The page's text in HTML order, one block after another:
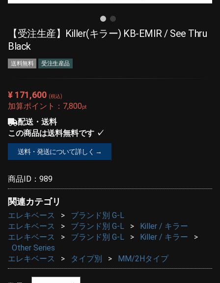
【受注生産】Killer(キラー) KB-EMIR / See Thru
Black
送料無料 受注生産品
¥ 171,600 (税込)
加算ポイント： 7,800pt
配送・送料
この商品は送料無料です ✓
送料・発送について詳しく →
商品ID： 989
関連カテゴリ
エレキベース
ブランド別 G-L
エレキベース
ブランド別 G-L
Killer / キラー
エレキベース
ブランド別 G-L
Killer / キラー
Other Series
エレキベース
タイプ別 MM/2Hタイプ